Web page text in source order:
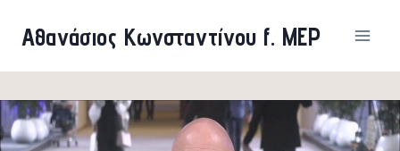
Αθανάσιος Κωνσταντίνου f. MEP